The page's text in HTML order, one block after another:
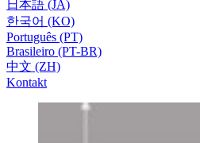
日本語 (JA)
한국어 (KO)
Português (PT)
Brasileiro (PT-BR)
中文 (ZH)
Kontakt